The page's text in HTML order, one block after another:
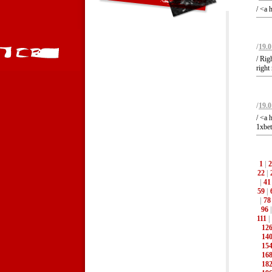
/ <a
/
/
right
/
/ <a
1
2
22|
41
59|
78
96
111|
126
140
154
168
182